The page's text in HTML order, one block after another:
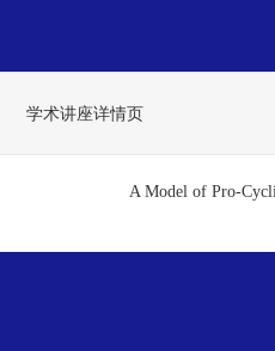
学术讲座详情页
A Model of Pro-